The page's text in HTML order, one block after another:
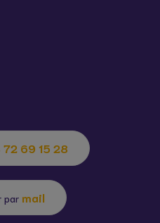
72 69 15 28
par mail